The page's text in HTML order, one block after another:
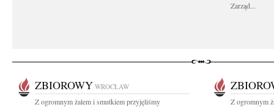
Zarząd...
ZBIOROWY WROCŁAW
Z ogromnym żalem i smutkiem przyjęliśmy
Z ogromnym